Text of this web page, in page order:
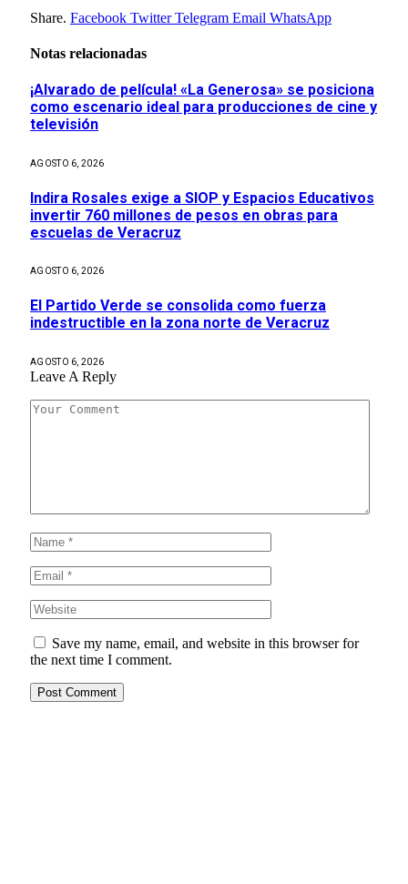
Share. Facebook Twitter Telegram Email WhatsApp
Notas relacionadas
¡Alvarado de película! «La Generosa» se posiciona
como escenario ideal para producciones de cine y
televisión
AGOSTO 6, 2026
Indira Rosales exige a SIOP y Espacios Educativos
invertir 760 millones de pesos en obras para
escuelas de Veracruz
AGOSTO 6, 2026
El Partido Verde se consolida como fuerza
indestructible en la zona norte de Veracruz
AGOSTO 6, 2026
Leave A Reply
Save my name, email, and website in this browser for
the next time I comment.